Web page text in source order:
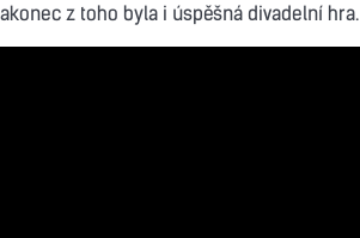
z toho byla i úspěšná divadelní hra.